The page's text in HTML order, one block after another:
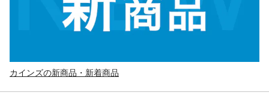
カインズの新商品・新着商品